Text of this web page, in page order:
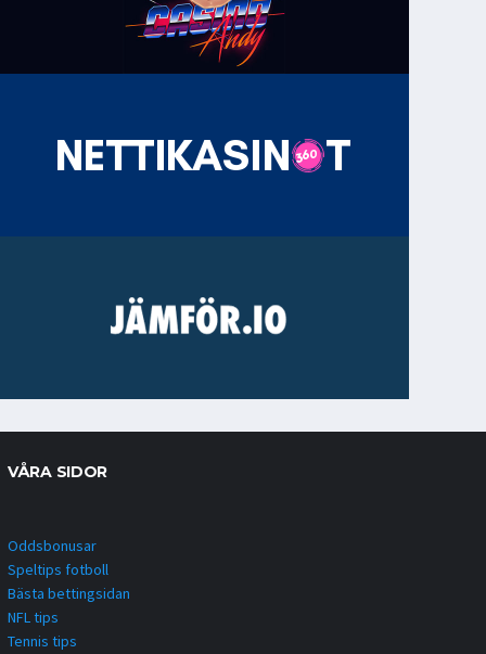
VÅRA SIDOR
Oddsbonusar
Speltips fotboll
Bästa bettingsidan
NFL tips
Tennis tips